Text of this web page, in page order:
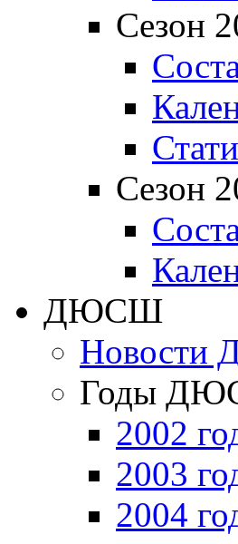
Сезон
Сезон
ДЮСШ
Годы
2002
2003
2004